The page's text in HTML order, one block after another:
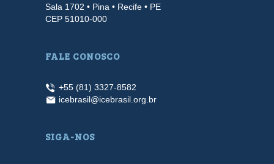
Sala 1702 • Pina • Recife • PE
CEP 51010-000
FALE CONOSCO
+55 (81) 3327-8582
icebrasil@icebrasil.org.br
SIGA-NOS